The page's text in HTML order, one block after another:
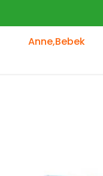
Anne,Bebek